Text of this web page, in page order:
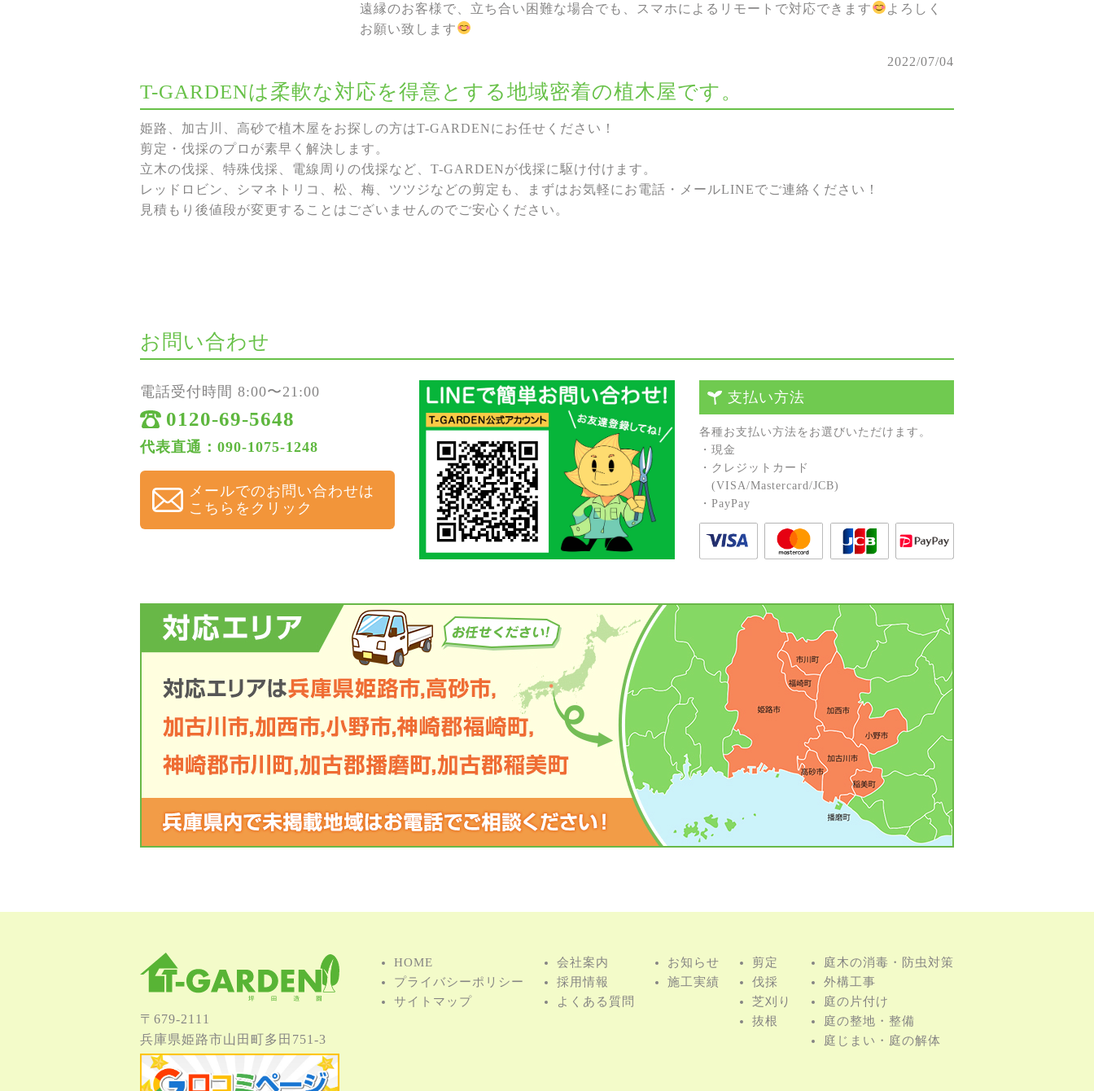
遠縁のお客様で、立ち合い困難な場合でも、スマホによるリモートで対応できます
よろしく
お願い致します
2022/07/04
T-GARDENは柔軟な対応を得意とする地域密着の植木屋です。
姫路、加古川、高砂で植木屋をお探しの方はT-GARDENにお任せください！
剪定・伐採のプロが素早く解決します。
立木の伐採、特殊伐採、電線周りの伐採など、T-GARDENが伐採に駆け付けます。
レッドロビン、シマネトリコ、松、梅、ツツジなどの剪定も、まずはお気軽にお電話・メールLINEでご連絡ください！
見積もり後値段が変更することはございませんのでご安心ください。
お問い合わせ
電話受付時間 8:00〜21:00
0120-69-5648
代表直通：090-1075-1248
メールでのお問い合わせは
こちらをクリック
支払い方法
各種お⽀払い⽅法をお選びいただけます。
・現⾦
・クレジットカード
(VISA/Mastercard/JCB)
・PayPay
〒679-2111
兵庫県姫路市⼭⽥町多⽥751-3
HOME
プライバシーポリシー
サイトマップ
会社案内
採用情報
よくある質問
お知らせ
施⼯実績
剪定
伐採
芝刈り
抜根
庭⽊の消毒・防⾍対策
外構⼯事
庭の⽚付け
庭の整地・整備
庭じまい・庭の解体